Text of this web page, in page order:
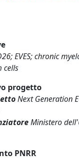
EVES; chronic
cells
progetto
Next Generation
Ministero
PNRR